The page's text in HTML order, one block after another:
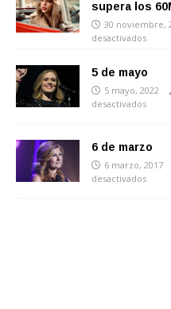
supera los
30 noviembre,
desactivados
5 de mayo
5 mayo, 2022
desactivados
6 de marzo
6 marzo, 2017
desactivados